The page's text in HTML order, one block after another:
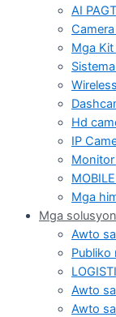
AI
Mga
Hd
IP
Mga
Mga solusyon
Awto
Awto
Awto